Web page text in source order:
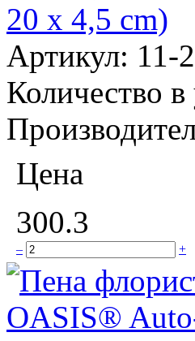
20 x 4,5 cm)
Артикул: 11-
Количество в
Цена
300.3
– +